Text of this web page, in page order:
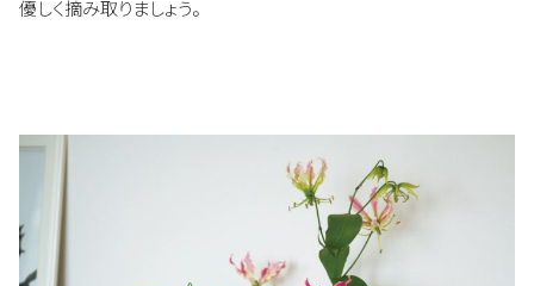
優しく摘み取りましょう。